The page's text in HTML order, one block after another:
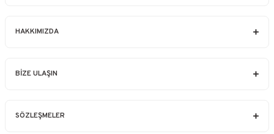
HAKKIMIZDA
BİZE ULAŞIN
SÖZLEŞMELER